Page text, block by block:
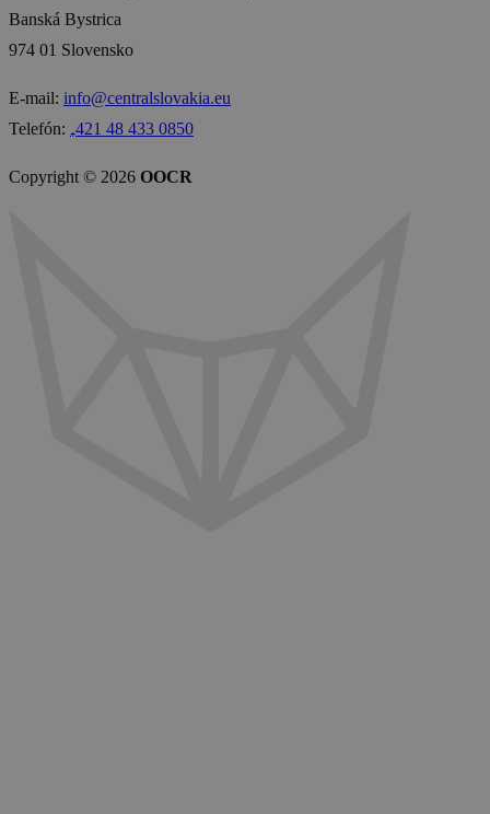
Banská Bystrica
974 01 Slovensko
E-mail: info@centralslovakia.eu
Telefón: ₊421 48 433 0850
Copyright © 2026 OOCR